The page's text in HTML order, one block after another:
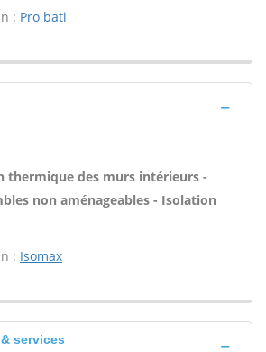
: Pro bati
thermique des murs intérieurs -
non aménageables - Isolation
: Isomax
services